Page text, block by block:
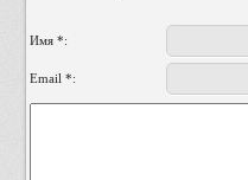
Имя *:
Email *: